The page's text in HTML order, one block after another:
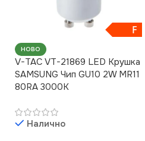
F
НОВО
V-TAC VT-21869 LED Крушка
SAMSUNG Чип GU10 2W MR11
80RA 3000K
Налично